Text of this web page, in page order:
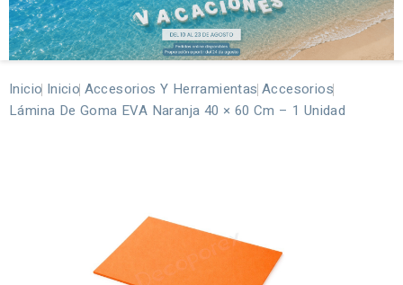
Inicio Inicio Accesorios Y Herramientas Accesorios
Lámina De Goma EVA Naranja 40 × 60 Cm – 1 Unidad